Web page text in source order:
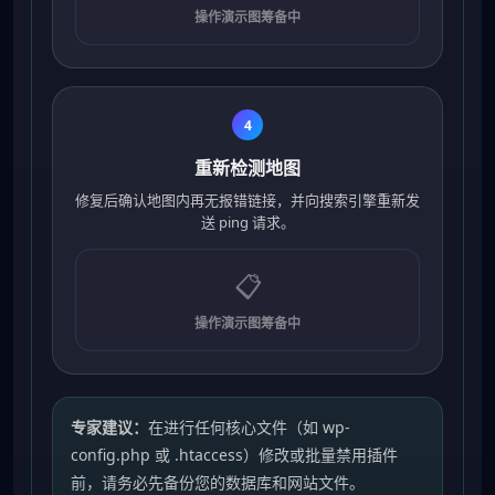
操作演示图筹备中
4
重新检测地图
修复后确认地图内再无报错链接，并向搜索引擎重新发
送 ping 请求。
📋
操作演示图筹备中
专家建议： 在进行任何核心文件（如 wp-
config.php 或 .htaccess）修改或批量禁用插件
前，请务必先备份您的数据库和网站文件。